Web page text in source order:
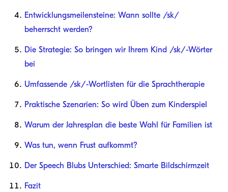
Entwicklungsmeilensteine: Wann sollte /sk/
beherrscht werden?
Die Strategie: So bringen wir Ihrem Kind /sk/-Wörter
bei
Umfassende /sk/-Wortlisten für die Sprachtherapie
Praktische Szenarien: So wird Üben zum Kinderspiel
Warum der Jahresplan die beste Wahl für Familien ist
Was tun, wenn Frust aufkommt?
Der Speech Blubs Unterschied: Smarte Bildschirmzeit
Fazit